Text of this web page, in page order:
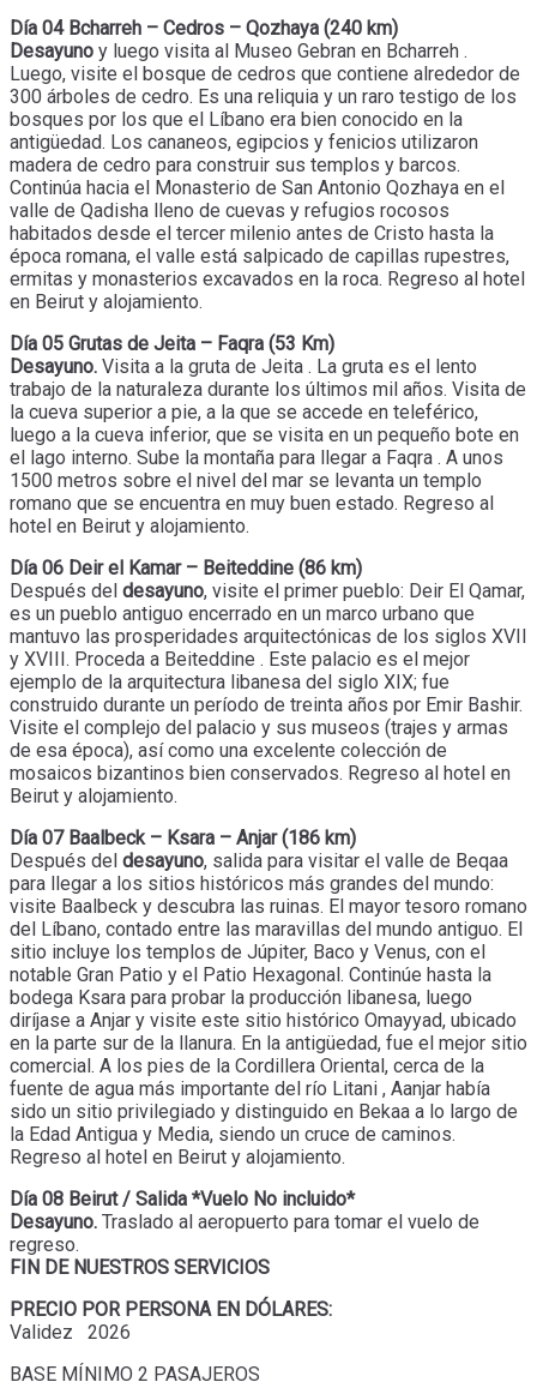
Día 04 Bcharreh – Cedros – Qozhaya (240 km)
Desayuno y luego visita al Museo Gebran en Bcharreh .
Luego, visite el bosque de cedros que contiene alrededor de
300 árboles de cedro. Es una reliquia y un raro testigo de los
bosques por los que el Líbano era bien conocido en la
antigüedad. Los cananeos, egipcios y fenicios utilizaron
madera de cedro para construir sus templos y barcos.
Continúa hacia el Monasterio de San Antonio Qozhaya en el
valle de Qadisha lleno de cuevas y refugios rocosos
habitados desde el tercer milenio antes de Cristo hasta la
época romana, el valle está salpicado de capillas rupestres,
ermitas y monasterios excavados en la roca. Regreso al hotel
en Beirut y alojamiento.
Día 05 Grutas de Jeita – Faqra (53 Km)
Desayuno. Visita a la gruta de Jeita . La gruta es el lento
trabajo de la naturaleza durante los últimos mil años. Visita de
la cueva superior a pie, a la que se accede en teleférico,
luego a la cueva inferior, que se visita en un pequeño bote en
el lago interno. Sube la montaña para llegar a Faqra . A unos
1500 metros sobre el nivel del mar se levanta un templo
romano que se encuentra en muy buen estado. Regreso al
hotel en Beirut y alojamiento.
Día 06 Deir el Kamar – Beiteddine (86 km)
Después del desayuno, visite el primer pueblo: Deir El Qamar,
es un pueblo antiguo encerrado en un marco urbano que
mantuvo las prosperidades arquitectónicas de los siglos XVII
y XVIII. Proceda a Beiteddine . Este palacio es el mejor
ejemplo de la arquitectura libanesa del siglo XIX; fue
construido durante un período de treinta años por Emir Bashir.
Visite el complejo del palacio y sus museos (trajes y armas
de esa época), así como una excelente colección de
mosaicos bizantinos bien conservados. Regreso al hotel en
Beirut y alojamiento.
Día 07 Baalbeck – Ksara – Anjar (186 km)
Después del desayuno, salida para visitar el valle de Beqaa
para llegar a los sitios históricos más grandes del mundo:
visite Baalbeck y descubra las ruinas. El mayor tesoro romano
del Líbano, contado entre las maravillas del mundo antiguo. El
sitio incluye los templos de Júpiter, Baco y Venus, con el
notable Gran Patio y el Patio Hexagonal. Continúe hasta la
bodega Ksara para probar la producción libanesa, luego
diríjase a Anjar y visite este sitio histórico Omayyad, ubicado
en la parte sur de la llanura. En la antigüedad, fue el mejor sitio
comercial. A los pies de la Cordillera Oriental, cerca de la
fuente de agua más importante del río Litani , Aanjar había
sido un sitio privilegiado y distinguido en Bekaa a lo largo de
la Edad Antigua y Media, siendo un cruce de caminos.
Regreso al hotel en Beirut y alojamiento.
Día 08 Beirut / Salida *Vuelo No incluido*
Desayuno. Traslado al aeropuerto para tomar el vuelo de
regreso.
FIN DE NUESTROS SERVICIOS
PRECIO POR PERSONA EN DÓLARES:
Validez 2026
BASE MÍNIMO 2 PASAJEROS